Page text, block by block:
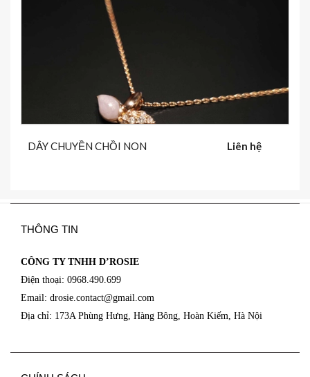
DÂY CHUYỀN CHỒI NON Liên hệ
THÔNG TIN
CÔNG TY TNHH D’ROSIE
Điện thoại: 0968.490.699
Email: drosie.contact@gmail.com
Địa chỉ: 173A Phùng Hưng, Hàng Bông, Hoàn Kiếm, Hà Nội